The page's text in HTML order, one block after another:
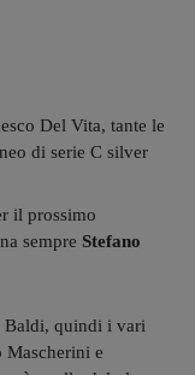
Del Vita, tante le
di serie C silver
il prossimo
sempre Stefano
Baldi, quindi i vari
Mascherini e